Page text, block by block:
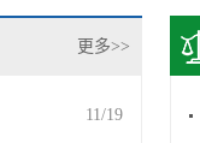
更多>>
11/19